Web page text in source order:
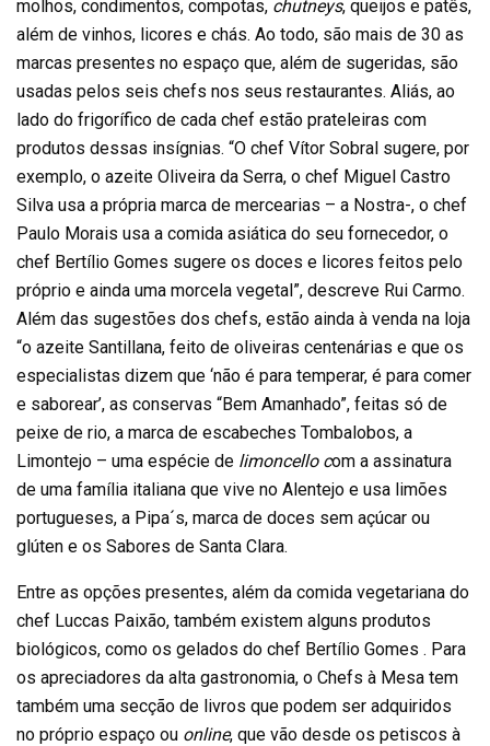
molhos, condimentos, compotas, chutneys, queijos e patês,
além de vinhos, licores e chás. Ao todo, são mais de 30 as
marcas presentes no espaço que, além de sugeridas, são
usadas pelos seis chefs nos seus restaurantes. Aliás, ao
lado do frigorífico de cada chef estão prateleiras com
produtos dessas insígnias. “O chef Vítor Sobral sugere, por
exemplo, o azeite Oliveira da Serra, o chef Miguel Castro
Silva usa a própria marca de mercearias – a Nostra-, o chef
Paulo Morais usa a comida asiática do seu fornecedor, o
chef Bertílio Gomes sugere os doces e licores feitos pelo
próprio e ainda uma morcela vegetal”, descreve Rui Carmo.
Além das sugestões dos chefs, estão ainda à venda na loja
“o azeite Santillana, feito de oliveiras centenárias e que os
especialistas dizem que ‘não é para temperar, é para comer
e saborear’, as conservas “Bem Amanhado”, feitas só de
peixe de rio, a marca de escabeches Tombalobos, a
Limontejo – uma espécie de limoncello com a assinatura
de uma família italiana que vive no Alentejo e usa limões
portugueses, a Pipa´s, marca de doces sem açúcar ou
glúten e os Sabores de Santa Clara.
Entre as opções presentes, além da comida vegetariana do
chef Luccas Paixão, também existem alguns produtos
biológicos, como os gelados do chef Bertílio Gomes . Para
os apreciadores da alta gastronomia, o Chefs à Mesa tem
também uma secção de livros que podem ser adquiridos
no próprio espaço ou online, que vão desde os petiscos à